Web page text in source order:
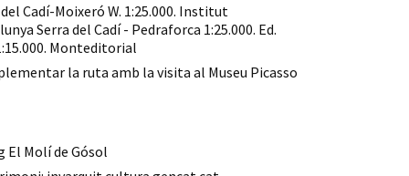
Cadí-Moixeró W. 1:25.000. Institut
Serra del Cadí - Pedraforca 1:25.000. Ed.
Monteditorial
la ruta amb la visita al Museu Picasso
El Molí de Gósol